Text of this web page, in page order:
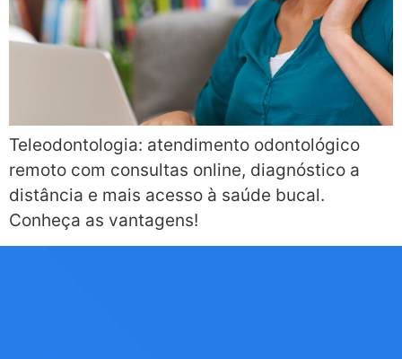
Teleodontologia: atendimento odontológico
remoto com consultas online, diagnóstico a
distância e mais acesso à saúde bucal.
Conheça as vantagens!